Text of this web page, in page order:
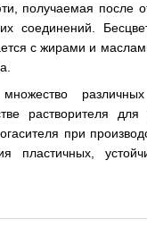
получаемая после
соединений.
с жирами и
растворителя
при
пластичных,